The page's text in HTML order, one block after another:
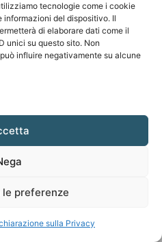
tecnologie come i cookie
informazioni del dispositivo. Il
di elaborare dati come il
unici su questo sito. Non
influire negativamente su alcune
preferenze
sulla Privacy